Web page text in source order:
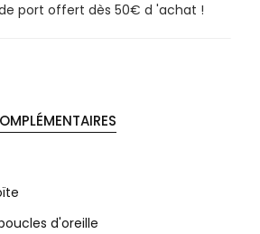
port offert dès 50€ d 'achat !
d'oreille